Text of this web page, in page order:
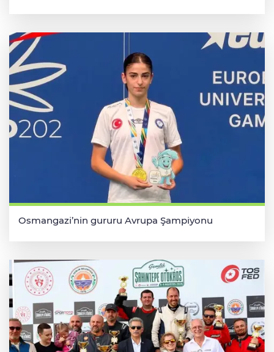
Osmangazi’nin gururu Avrupa Şampiyonu